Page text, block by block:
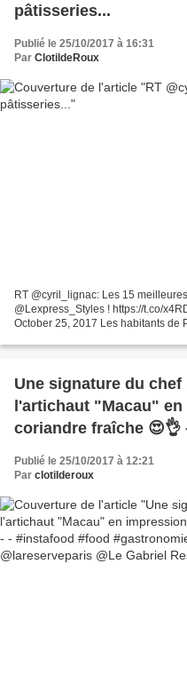
pâtisseries...
Publié le 25/10/2017 à 16:31
Par ClotildeRoux
RT @cyril_lignac: Les 15
@Lexpress_Styles ! https://t.co/
October 25, 2017 Les habitants de
Une signature du
l'artichaut "Macau"
coriandre fraîche 😍👌
#gastronomie
@lareserveparis @Le
Publié le 25/10/2017 à 12:21
Par clotilderoux